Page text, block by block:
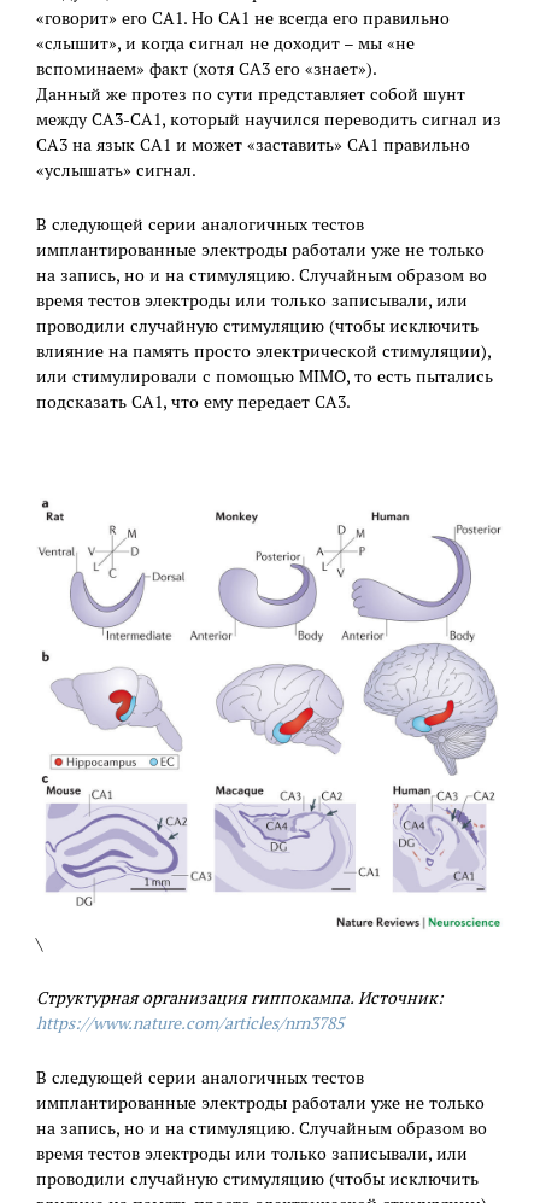
«говорит» его СА1. Но СА1 не всегда его правильно
«слышит», и когда сигнал не доходит – мы «не
вспоминаем» факт (хотя СА3 его «знает»).
Данный же протез по сути представляет собой шунт
между СА3-СА1, который научился переводить сигнал из
СА3 на язык СА1 и может «заставить» СА1 правильно
«услышать» сигнал.
В следующей серии аналогичных тестов
имплантированные электроды работали уже не только
на запись, но и на стимуляцию. Случайным образом во
время тестов электроды или только записывали, или
проводили случайную стимуляцию (чтобы исключить
влияние на память просто электрической стимуляции),
или стимулировали с помощью MIMO, то есть пытались
подсказать СА1, что ему передает СА3.
\
Структурная организация гиппокампа. Источник:
https://www.nature.com/articles/nrn3785
В следующей серии аналогичных тестов
имплантированные электроды работали уже не только
на запись, но и на стимуляцию. Случайным образом во
время тестов электроды или только записывали, или
проводили случайную стимуляцию (чтобы исключить